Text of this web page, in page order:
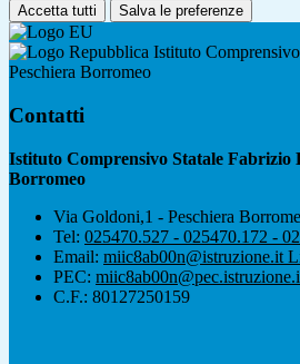
Accetta tutti Salva le preferenze
Istituto
Peschiera Borromeo
Contatti
Istituto Comprensivo Statale Fabrizio
Borromeo
Via Goldoni,1 - Peschiera
Tel: 025470.527 - 025470.172 -
Email: miic8ab00n@istruzione.it
PEC:
C.F.: 80127250159